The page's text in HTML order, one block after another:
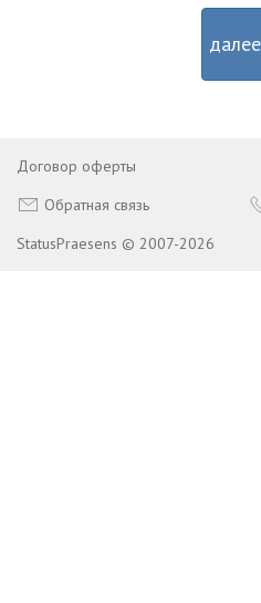
Договор оферты
Обратная связь
StatusPraesens © 2007-2026